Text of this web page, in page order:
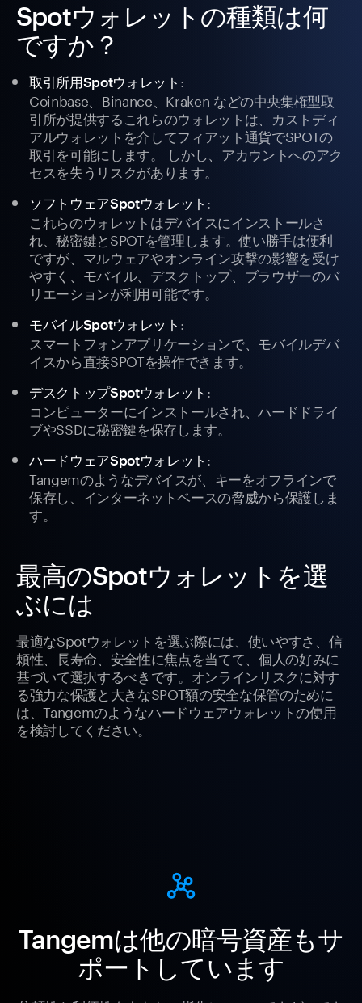
Spotウォレットの種類は何
ですか？
取引所用Spotウォレット :
Coinbase、Binance、Kraken などの中央集権型取
引所が提供するこれらのウォレットは、カストディ
アルウォレットを介してフィアット通貨でSPOTの
取引を可能にします。 しかし、アカウントへのアク
セスを失うリスクがあります。
ソフトウェアSpotウォレット :
これらのウォレットはデバイスにインストールさ
れ、秘密鍵とSPOTを管理します。使い勝手は便利
ですが、マルウェアやオンライン攻撃の影響を受け
やすく、モバイル、デスクトップ、ブラウザーのバ
リエーションが利用可能です。
モバイルSpotウォレット :
スマートフォンアプリケーションで、モバイルデバ
イスから直接SPOTを操作できます。
デスクトップSpotウォレット :
コンピューターにインストールされ、ハードドライ
ブやSSDに秘密鍵を保存します。
ハードウェアSpotウォレット :
Tangemのようなデバイスが、キーをオフラインで
保存し、インターネットベースの脅威から保護しま
す。
最高のSpotウォレットを選
ぶには
最適なSpotウォレットを選ぶ際には、使いやすさ、信
頼性、長寿命、安全性に焦点を当てて、個人の好みに
基づいて選択するべきです。オンラインリスクに対す
る強力な保護と大きなSPOT額の安全な保管のために
は、Tangemのようなハードウェアウォレットの使用
を検討してください。
Tangemは他の暗号資産もサ
ポートしています